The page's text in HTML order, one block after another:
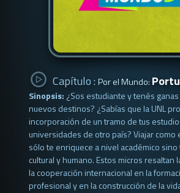
Capítulo : Por el Mundo:
Sinopsis: ¿Sos estudiante y tenés
nuevos destinos? ¿Sabías que la UNL
incorporación de un tramo de tus
universidades de otro país? Viajar como
sólo te enriquece a nivel académico
cultural y humano. Estos micros resaltan
la cooperación internacional en la
profesional y en la construcción de la